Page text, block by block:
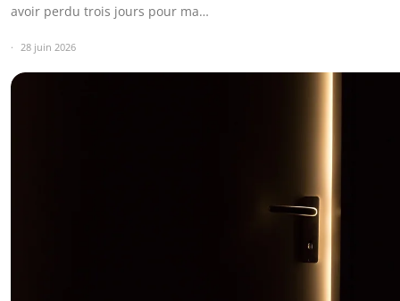
avoir perdu trois jours pour ma…
28 juin 2026